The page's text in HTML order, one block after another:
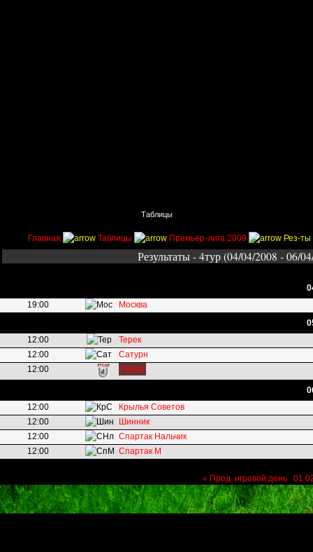
Таблицы
Главная Таблицы Премьер-лига 2009 Рез-ты
Результаты - 4тур (04/04/2008 - 06/
19:00
Москва
12:00
Терек
12:00
Сатурн
12:00
Рубин
12:00
Крылья Советов
12:00
Шинник
12:00
Спартак Нальчик
12:00
Спартак М
« Пред. игровой день 01